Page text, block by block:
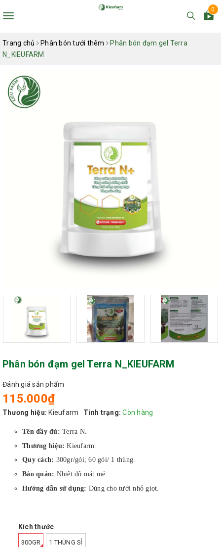
Toggle
0
Trang chủ Phân bón tưới thêm
Phân bón đạm gel Terra
N_KIEUFARM
Phân bón đạm gel Terra N_KIEUFARM
Đánh giá sản phẩm
115.000₫
Thương hiệu: Kieufarm Tình trạng: Còn hàng
Tên đầy đủ: Terra N.
Thương hiệu: Kieufarm.
Quy cách: 300gr/gói; 60 gói/ 1 thùng.
Bảo quản: Nhiệt độ mát mẻ.
Hướng dẫn sử dụng: Dùng cho tưới nhỏ giọt.
Kích thước
300GR 1 THÙNG SỈ